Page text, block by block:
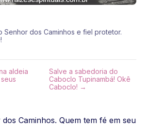
Senhor dos Caminhos e fiel protetor.
aldeia
Salve a sabedoria do
Caboclo Tupinambá! Okê
Caboclo! →
Caminhos. Quem tem fé em seu